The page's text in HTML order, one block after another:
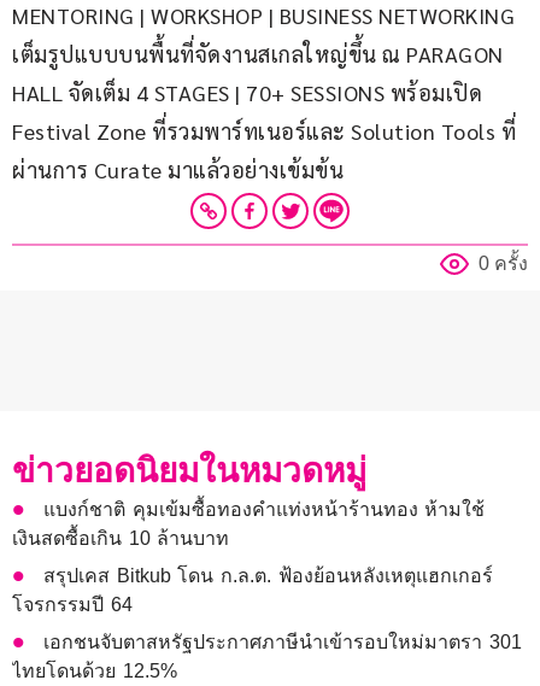
MENTORING | WORKSHOP | BUSINESS NETWORKING
เต็มรูปแบบบนพื้นที่จัดงานสเกลใหญ่ขึ้น ณ PARAGON
HALL จัดเต็ม 4 STAGES | 70+ SESSIONS พร้อมเปิด
Festival Zone ที่รวมพาร์ทเนอร์และ Solution Tools ที่
ผ่านการ Curate มาแล้วอย่างเข้มข้น
0 ครั้ง
ข่าวยอดนิยมในหมวดหมู่
แบงก์ชาติ คุมเข้มซื้อทองคำแท่งหน้าร้านทอง ห้ามใช้
เงินสดซื้อเกิน 10 ล้านบาท
สรุปเคส Bitkub โดน ก.ล.ต. ฟ้องย้อนหลังเหตุแฮกเกอร์
โจรกรรมปี 64
เอกชนจับตาสหรัฐประกาศภาษีนำเข้ารอบใหม่มาตรา 301
ไทยโดนด้วย 12.5%